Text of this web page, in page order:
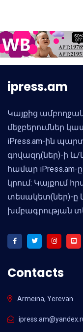
ipress.am
Կայքից
մեջբերումներ
iPress.am-ին
գովազդ(ներ)-ի և/
համար
կրում: Կայքում
տեսակետ(ներ)-ը
խմբագրության
Contacts
Armeina, Yerevan